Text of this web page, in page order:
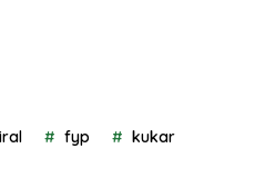
fyp kukar